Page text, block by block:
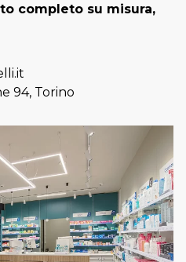
completo su misura,
94, Torino